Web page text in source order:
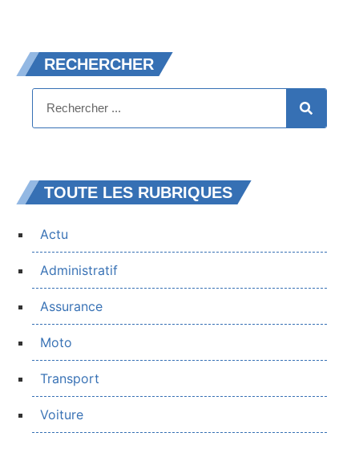
RECHERCHER
TOUTE LES RUBRIQUES
Actu
Administratif
Assurance
Moto
Transport
Voiture